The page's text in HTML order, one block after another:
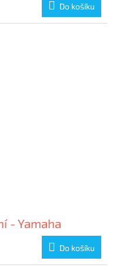
Do košíku
- Yamaha
Do košíku